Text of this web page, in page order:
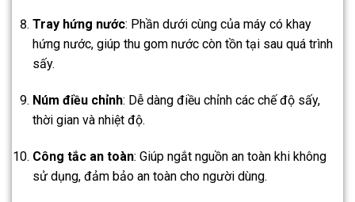
Tray hứng nước: Phần dưới cùng của máy có khay
hứng nước, giúp thu gom nước còn tồn tại sau quá trình
sấy.
Núm điều chỉnh: Dễ dàng điều chỉnh các chế độ sấy,
thời gian và nhiệt độ.
Công tắc an toàn: Giúp ngắt nguồn an toàn khi không
sử dụng, đảm bảo an toàn cho người dùng.